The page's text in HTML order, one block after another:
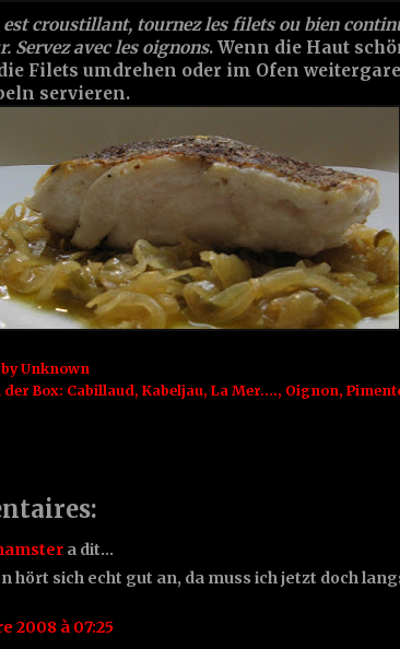
est croustillant, tournez les filets ou bien
Servez avec les oignons. Wenn die Haut
Filets umdrehen oder im Ofen
servieren.
Unknown
der Box: Cabillaud, Kabeljau, La Mer...., Oignon,
a dit…
hört sich echt gut an, da muss ich jetzt doch
2008 à 07:25